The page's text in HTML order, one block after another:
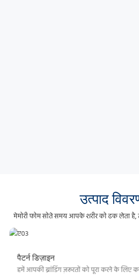
उत्पाद
मेमोरी फोम सोते समय आपके शरीर को ढक लेता
पैटर्न डिज़ाइन
हमें आपकी ब्रांडिंग ज़रूरतों को पूरा करने के लिए